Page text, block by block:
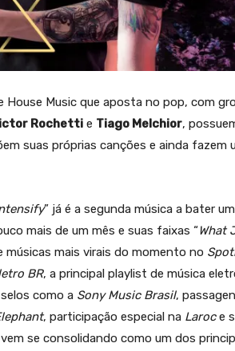
House Music que aposta no pop, com
Rochetti e Tiago Melchior,
suas próprias canções e ainda fazem
” já é a segunda música a bater
mais de um mês e suas faixas “What
mais virais do momento no
BR, a principal playlist de música
como a Sony Music Brasil,
, participação especial na Laroce
se consolidando como um dos